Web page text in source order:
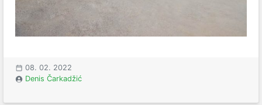
08. 02. 2022
Denis Čarkadžić